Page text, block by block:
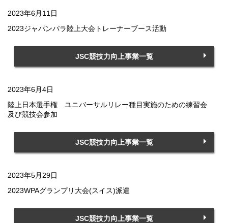
2023年6月11日
2023ジャパンパラ陸上大会トレーナーブース活動
JSC競技力向上事業一覧
2023年6月4日
陸上日本選手権 ユニバーサルリレー種目実施のための練習会
及び競技会参加
JSC競技力向上事業一覧
2023年5月29日
2023WPAグランプリ大会(スイス)派遣
JSC競技力向上事業一覧